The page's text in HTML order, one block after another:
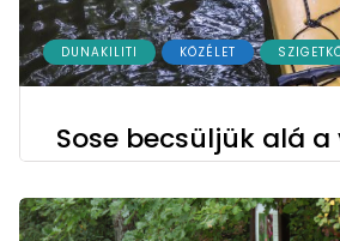
DUNAKILITI KÖZÉLET
Sose becsüljük alá a